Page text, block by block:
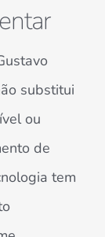
substitui
ou
de
tem